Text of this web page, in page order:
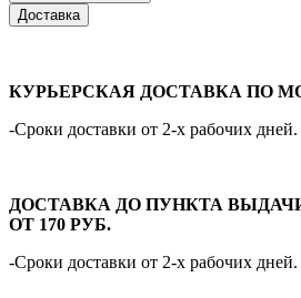
Доставка
КУРЬЕРСКАЯ ДОСТАВКА ПО
-Сроки доставки от 2-х рабочих
ДОСТАВКА ДО ПУНКТА
ОТ 170 РУБ.
-Сроки доставки от 2-х рабочих дней.